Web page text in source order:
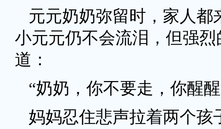
元元奶奶弥留时，家人
小元元仍不会流泪，但强
道：
“奶奶，你不要走，你醒
妈妈忍住悲声拉着两个